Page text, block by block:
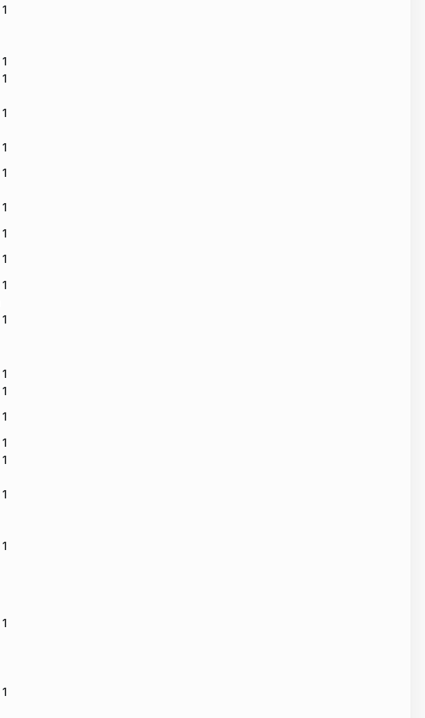
1
1
1
1
1
1
1
1
1
1
1
1
1
1
1
1
1
1
1
1